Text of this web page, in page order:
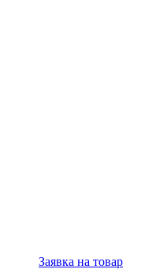
Заявка на товар